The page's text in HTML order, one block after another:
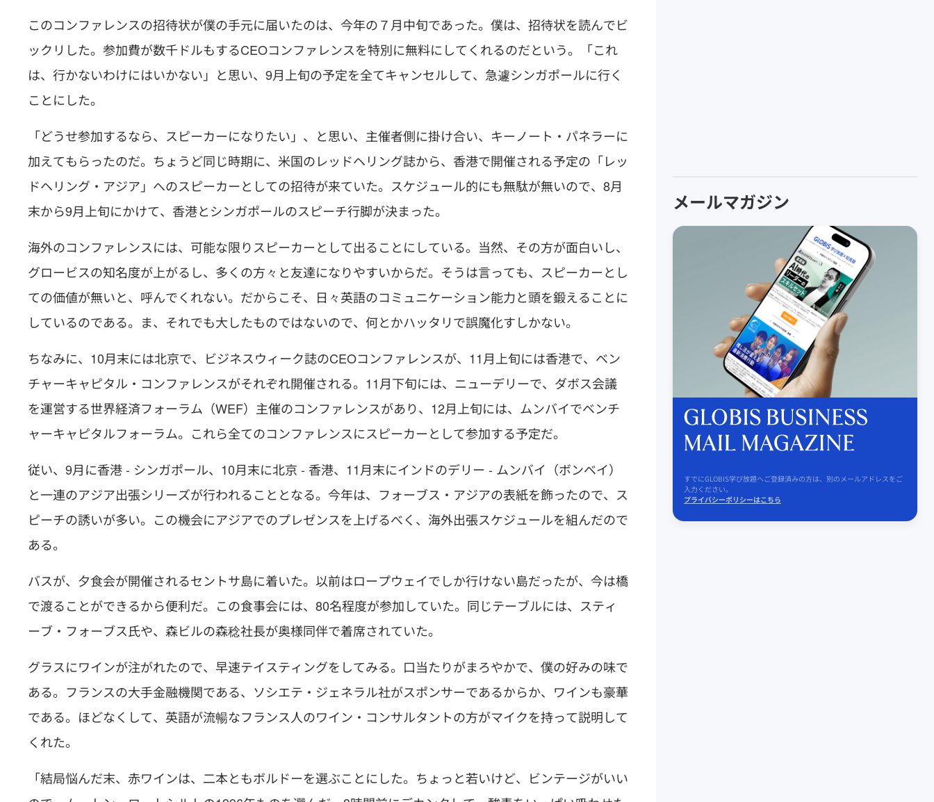
このコンファレンスの招待状が僕の手元に届いたのは、今年の７月中旬であった。僕は、招待状を読んでビ
ックリした。参加費が数千ドルもするCEOコンファレンスを特別に無料にしてくれるのだという。「これ
は、行かないわけにはいかない」と思い、9月上旬の予定を全てキャンセルして、急遽シンガポールに行く
ことにした。
「どうせ参加するなら、スピーカーになりたい」、と思い、主催者側に掛け合い、キーノート・パネラーに
加えてもらったのだ。ちょうど同じ時期に、米国のレッドヘリング誌から、香港で開催される予定の「レッ
ドヘリング・アジア」へのスピーカーとしての招待が来ていた。スケジュール的にも無駄が無いので、8月
末から9月上旬にかけて、香港とシンガポールのスピーチ行脚が決まった。
海外のコンファレンスには、可能な限りスピーカーとして出ることにしている。当然、その方が面白いし、
グロービスの知名度が上がるし、多くの方々と友達になりやすいからだ。そうは言っても、スピーカーとし
ての価値が無いと、呼んでくれない。だからこそ、日々英語のコミュニケーション能力と頭を鍛えることに
しているのである。ま、それでも大したものではないので、何とかハッタリで誤魔化すしかない。
ちなみに、10月末には北京で、ビジネスウィーク誌のCEOコンファレンスが、11月上旬には香港で、ベン
チャーキャピタル・コンファレンスがそれぞれ開催される。11月下旬には、ニューデリーで、ダボス会議
を運営する世界経済フォーラム（WEF）主催のコンファレンスがあり、12月上旬には、ムンバイでベンチ
ャーキャピタルフォーラム。これら全てのコンファレンスにスピーカーとして参加する予定だ。
従い、9月に香港 - シンガポール、10月末に北京 - 香港、11月末にインドのデリー - ムンバイ（ボンベイ）
と一連のアジア出張シリーズが行われることとなる。今年は、フォーブス・アジアの表紙を飾ったので、ス
ピーチの誘いが多い。この機会にアジアでのプレゼンスを上げるべく、海外出張スケジュールを組んだので
ある。
バスが、夕食会が開催されるセントサ島に着いた。以前はロープウェイでしか行けない島だったが、今は橋
で渡ることができるから便利だ。この食事会には、80名程度が参加していた。同じテーブルには、スティ
ーブ・フォーブス氏や、森ビルの森稔社長が奥様同伴で着席されていた。
グラスにワインが注がれたので、早速テイスティングをしてみる。口当たりがまろやかで、僕の好みの味で
ある。フランスの大手金融機関である、ソシエテ・ジェネラル社がスポンサーであるからか、ワインも豪華
である。ほどなくして、英語が流暢なフランス人のワイン・コンサルタントの方がマイクを持って説明して
くれた。
「結局悩んだ末、赤ワインは、二本ともボルドーを選ぶことにした。ちょっと若いけど、ビンテージがいい
メールマガジン
すでにGLOBIS学び放題へご登録済みの方は、別のメールアドレスをご
入力ください。
プライバシーポリシーはこちら